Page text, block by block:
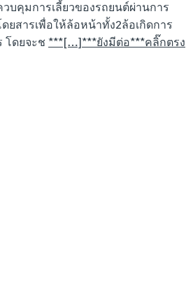
บคุมการเลี้ยวของรถยนต์ผ่านการ
ยสารเพื่อให้ล้อหน้าทั้ง2ล้อเกิดการ
โดยจะช ***[…]***ยังมีต่อ***คลิ๊กตรง